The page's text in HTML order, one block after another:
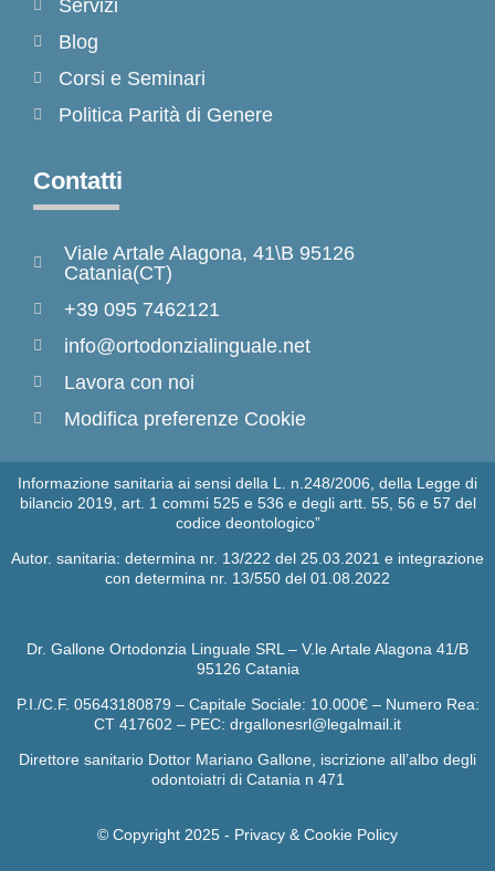
Servizi
Blog
Corsi e Seminari
Politica Parità di Genere
Contatti
Viale Artale Alagona, 41\B 95126
Catania(CT)
+39 095 7462121
info@ortodonzialinguale.net
Lavora con noi
Modifica preferenze Cookie
Informazione sanitaria ai sensi della L. n.248/2006, della Legge di
bilancio 2019, art. 1 commi 525 e 536 e degli artt. 55, 56 e 57 del
codice deontologico”
Autor. sanitaria: determina nr. 13/222 del 25.03.2021 e integrazione
con determina nr. 13/550 del 01.08.2022
Dr. Gallone Ortodonzia Linguale SRL – V.le Artale Alagona 41/B
95126 Catania
P.I./C.F. 05643180879 – Capitale Sociale: 10.000€ – Numero Rea:
CT 417602 – PEC: drgallonesrl@legalmail.it
Direttore sanitario Dottor Mariano Gallone, iscrizione all’albo degli
odontoiatri di Catania n 471
© Copyright 2025 - Privacy & Cookie Policy